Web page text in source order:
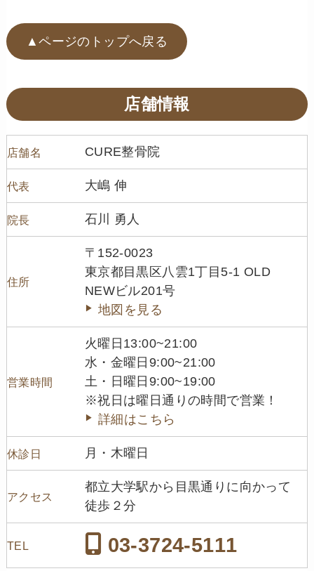
▲ページのトップへ戻る
店舗情報
店舗名 CURE整骨院
代表 大嶋 伸
院長 石川 勇人
住所
〒152-0023
東京都目黒区八雲1丁目5-1 OLD
NEWビル201号
地図を見る
営業時間
火曜日13:00~21:00
水・金曜日9:00~21:00
土・日曜日9:00~19:00
※祝日は曜日通りの時間で営業！
詳細はこちら
休診日 月・木曜日
アクセス
都立大学駅から目黒通りに向かって
徒歩２分
TEL 03-3724-5111